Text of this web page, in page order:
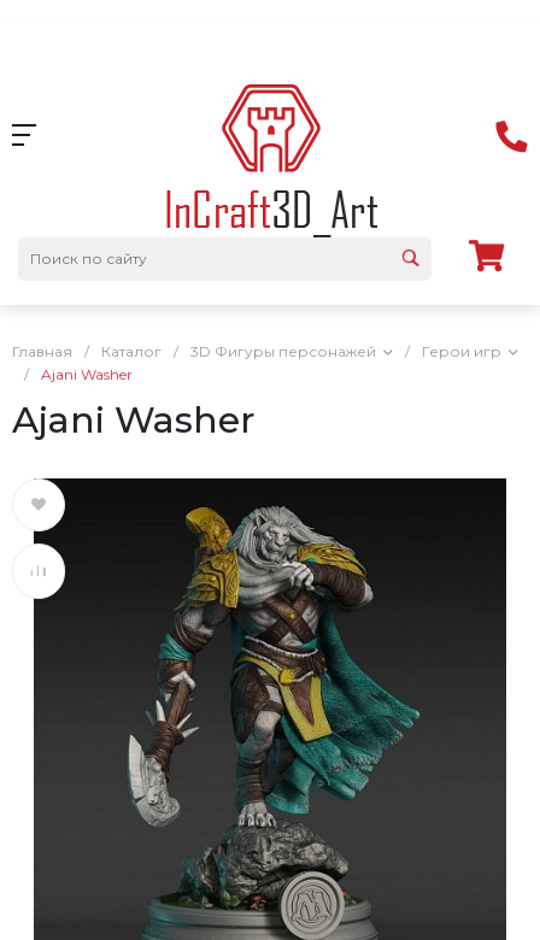
Главная / Каталог / 3D Фигуры персонажей /
Герои игр
/
Ajani Washer
Ajani Washer